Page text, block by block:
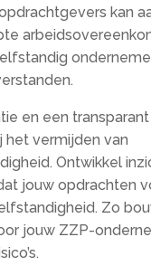
kan
en een
het vermijden van
Ontwikkel
jouw opdrachten
Zo
jouw ZZP-